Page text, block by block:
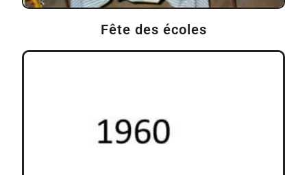
Fête des écoles